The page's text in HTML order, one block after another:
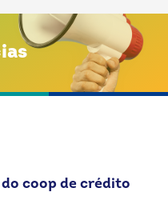
coop de crédito